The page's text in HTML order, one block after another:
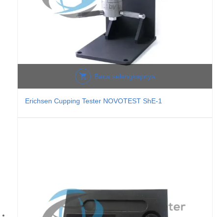
Baca selengkapnya
Erichsen Cupping Tester NOVOTEST ShE-1